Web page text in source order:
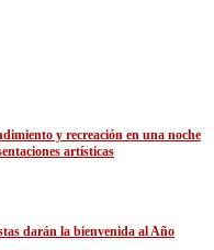
y recreación en una noche
artísticas
darán la bienvenida al Año